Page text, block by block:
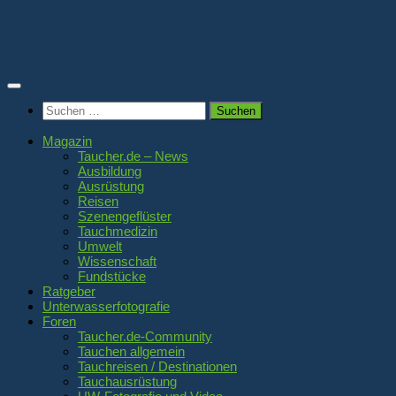
Suchen
nach:
Magazin
Taucher.de – News
Ausbildung
Ausrüstung
Reisen
Szenengeflüster
Tauchmedizin
Umwelt
Wissenschaft
Fundstücke
Ratgeber
Unterwasserfotografie
Foren
Taucher.de-Community
Tauchen allgemein
Tauchreisen / Destinationen
Tauchausrüstung